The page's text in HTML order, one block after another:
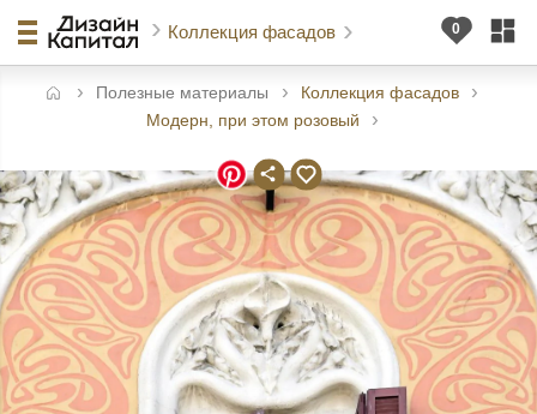
Коллекция фасадов
Полезные материалы
Коллекция фасадов
Модерн, при этом розовый